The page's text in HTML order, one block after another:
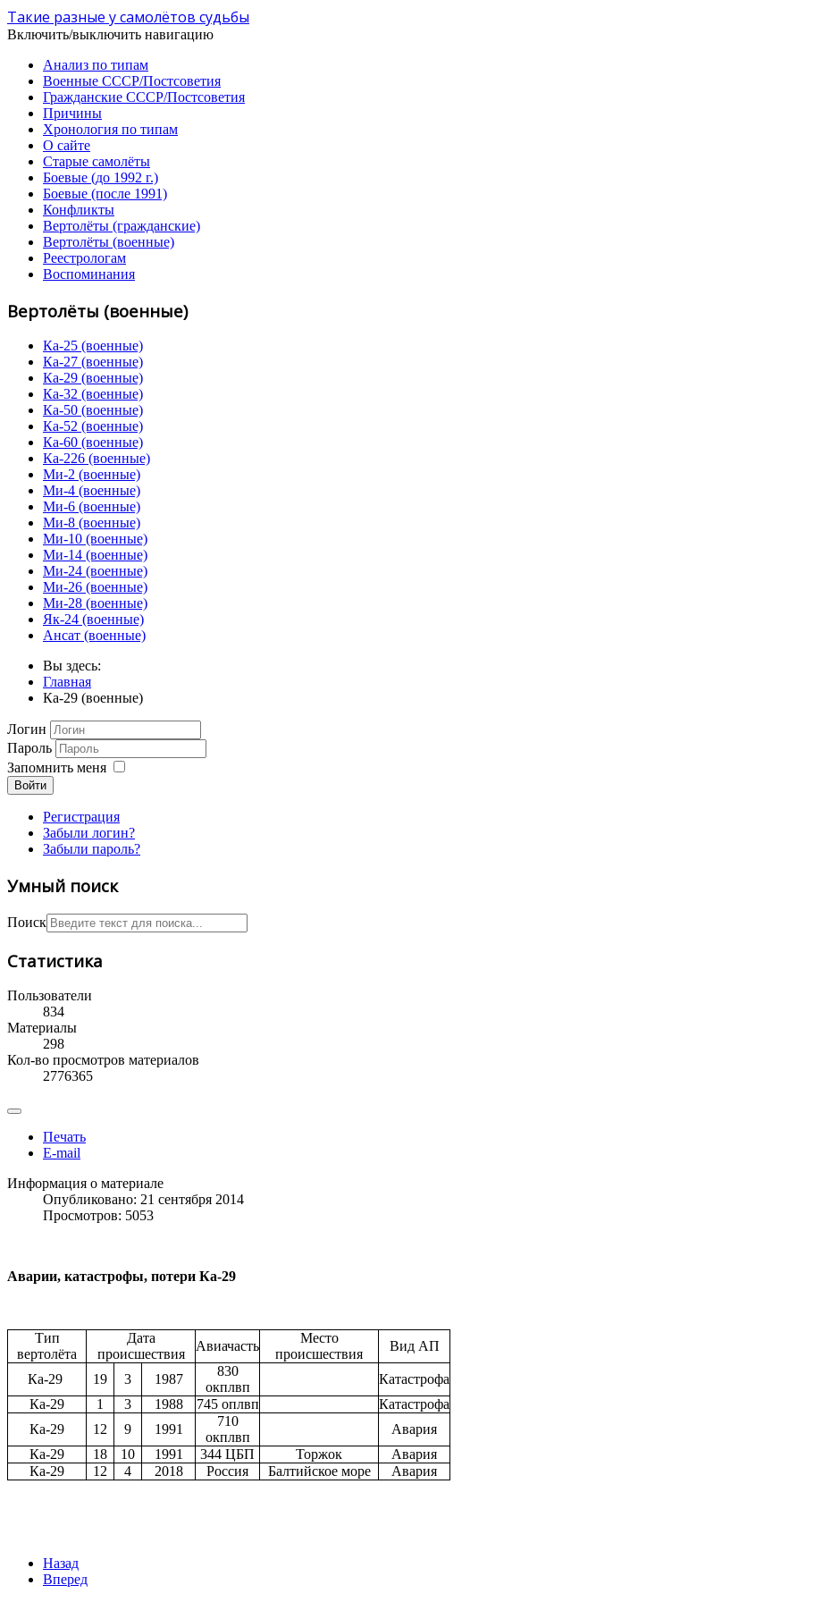
Такие разные у самолётов судьбы
Включить/выключить навигацию
Анализ по типам
Военные СССР/Постсоветия
Гражданские СССР/Постсоветия
Причины
Хронология по типам
О сайте
Старые самолёты
Боевые (до 1992 г.)
Боевые (после 1991)
Конфликты
Вертолёты (гражданские)
Вертолёты (военные)
Реестрологам
Воспоминания
Вертолёты (военные)
Ка-25 (военные)
Ка-27 (военные)
Ка-29 (военные)
Ка-32 (военные)
Ка-50 (военные)
Ка-52 (военные)
Ка-60 (военные)
Ка-226 (военные)
Ми-2 (военные)
Ми-4 (военные)
Ми-6 (военные)
Ми-8 (военные)
Ми-10 (военные)
Ми-14 (военные)
Ми-24 (военные)
Ми-26 (военные)
Ми-28 (военные)
Як-24 (военные)
Ансат (военные)
Вы здесь:
Главная
Ка-29 (военные)
Логин
Пароль
Запомнить меня
Войти
Регистрация
Забыли логин?
Забыли пароль?
Умный поиск
Поиск
Статистика
Пользователи
834
Материалы
298
Кол-во просмотров материалов
2776365
Печать
E-mail
Информация о материале
Опубликовано: 21 сентября 2014
Просмотров: 5053
Аварии, катастрофы, потери Ка-29
Тип
вертолёта
Дата
происшествия
Авиачасть
Место
происшествия
Вид АП
Ка-29 19 3 1987
830
окплвп
Катастрофа
Ка-29
1 3 1988 745 оплвп
Катастрофа
Ка-29
12 9 1991
710
окплвп
Авария
Ка-29
18 10 1991 344 ЦБП Торжок
Авария
Ка-29
12 4 2018 Россия Балтийское море Авария
Назад
Вперед